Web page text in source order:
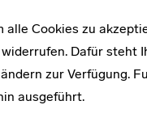
alle Cookies zu
Dafür steht
zur Verfügung.
ausgeführt.